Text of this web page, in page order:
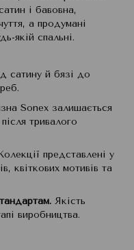
і бавовна,
а продумані
якій спальні.
сатину й бязі до
Sonex залишається
тривалого
представлені у
квіткових мотивів та
Якість
виробництва.